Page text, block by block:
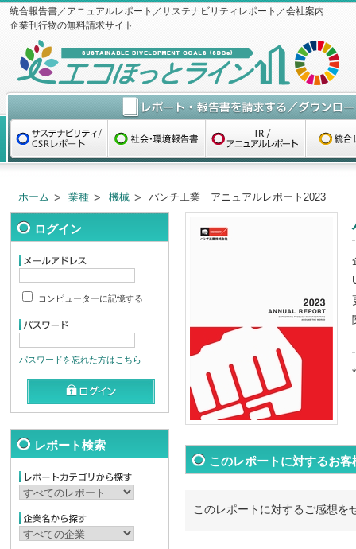
統合報告書／アニュアルレポート／サステナビリティレポート／会社案内
企業刊行物の無料請求サイト
ホーム 業種 機械 パンチ工業 アニュアルレポート2023
ログイン
コンピューターに記憶する
パスワードを忘れた方はこちら
レポート検索
*
このレポートに対するお客
このレポートに対するご感想を